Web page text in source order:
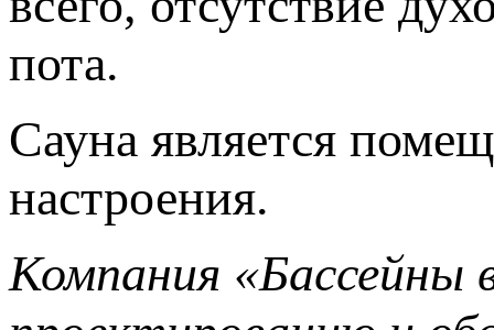
пота.
Сауна является
настроения.
Компания «Бассейны